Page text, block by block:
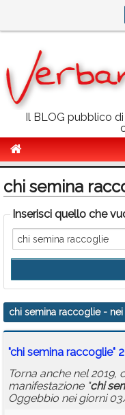
Il BLOG pubblico
Politica
Sport
Eventi
Info Utili
Rubriche
Calendario
Annunci
chi semina
Inserisci quello che
chi semina raccoglie- nei
"chi semina raccoglie"
Torna anche nel
manifestazione "chi
Oggebbio nei giorni